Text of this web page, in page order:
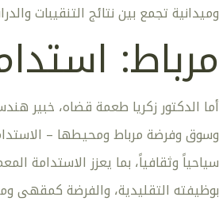
وميدانية تجمع بين نتائج التنقيبات
مرباط:
أما الدكتور زكريا طعمة قضاه، خبير
وسوق وفرضة مرباط ومحيطها –
بوظيفته التقليدية، والفرضة كمقهى